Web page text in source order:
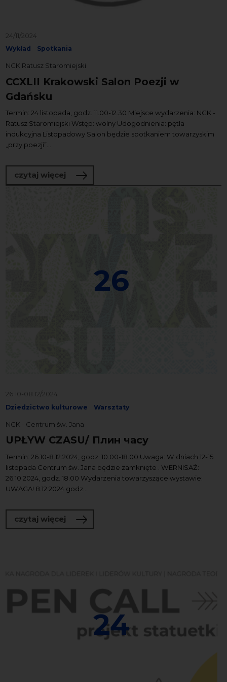
24/11/2024
Wykład Spotkania
NCK Ratusz Staromiejski
CCXLII Krakowski Salon Poezji w
Gdańsku
Termin: 24 listopada, godz. 11.00-12.30 Miejsce wydarzenia: NCK -
Ratusz Staromiejski Wstęp: wolny Udogodnienia: pętla
indukcyjna Listopadowy Salon będzie spotkaniem towarzyskim
„przy poezji”...
czytaj więcej o CCXLII Krakowski Salon Poezji w
26
26.10-08.12/2024
Dziedzictwo kulturowe Warsztaty
NCK - Centrum św. Jana
UPŁYW CZASU/ Плин часу
Termin: 26.10-8.12.2024, godz. 10.00-18.00 Uwaga: W dniach 12-15
listopada Centrum św. Jana będzie zamknięte . WERNISAŻ:
26.10.2024, godz. 18.00 Wydarzenia towarzyszące wystawie:
UWAGA! 8.12.2024 godz...
czytaj więcej o UPŁYW CZASU/ Плин часу
24